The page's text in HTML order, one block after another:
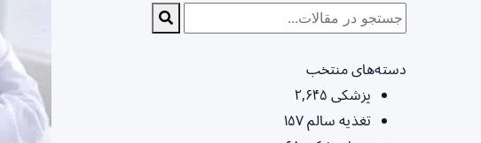
دسته‌های منتخب
پزشکی ۲,۶۴۵
تغذیه سالم۱۵۷